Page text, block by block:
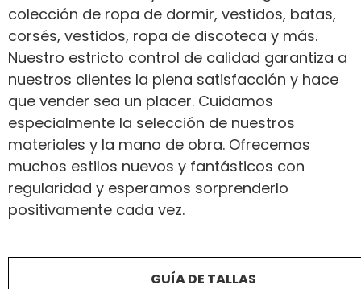
colección de ropa de dormir, vestidos, batas,
corsés, vestidos, ropa de discoteca y más.
Nuestro estricto control de calidad garantiza a
nuestros clientes la plena satisfacción y hace
que vender sea un placer. Cuidamos
especialmente la selección de nuestros
materiales y la mano de obra. Ofrecemos
muchos estilos nuevos y fantásticos con
regularidad y esperamos sorprenderlo
positivamente cada vez.
GUÍA DE TALLAS